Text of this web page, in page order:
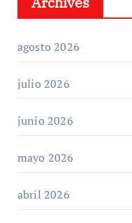
agosto 2026
julio 2026
junio 2026
mayo 2026
abril 2026